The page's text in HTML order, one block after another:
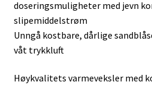
doseringsmuligheter med jevn
slipemiddelstrøm
Unngå kostbare, dårlige
våt trykkluft
Høykvalitets varmeveksler med